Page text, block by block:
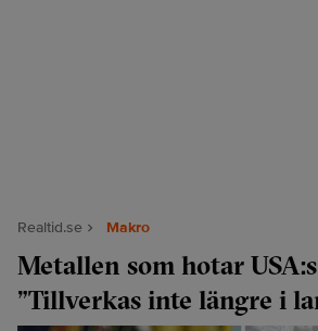
Realtid.se Makro
Metallen som hotar
”Tillverkas inte längre i